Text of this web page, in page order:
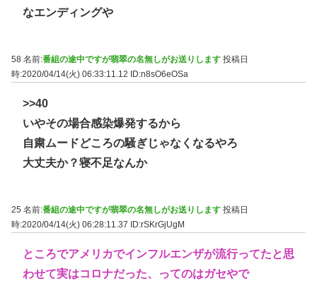
なエンディングや
58 名前:番組の途中ですが翡翠の名無しがお送りします 投稿日
時:2020/04/14(火) 06:33:11.12
ID:n8sO6eOSa
>>40
いやその場合感染爆発するから
自粛ムードどころの騒ぎじゃなくなるやろ
大丈夫か？寝不足なんか
25 名前:番組の途中ですが翡翠の名無しがお送りします 投稿日
時:2020/04/14(火) 06:28:11.37 ID:rSKrGjUgM
ところでアメリカでインフルエンザが流行ってたと思
わせて実はコロナだった、ってのはガセやで